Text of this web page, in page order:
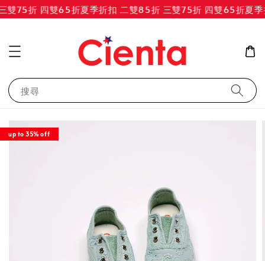
75折 四雙65折夏季折扣 二雙85折 三雙75折 四雙65折夏季
搜尋
up to 35% off